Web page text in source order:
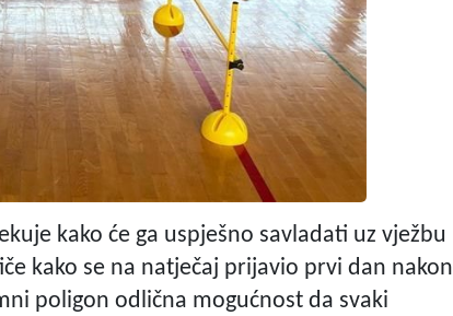
kako će ga uspješno savladati uz vježbu
kako se na natječaj prijavio prvi dan nakon
poligon odlična mogućnost da svaki